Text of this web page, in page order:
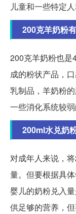
儿童和一些特定
200克羊奶粉
200克羊奶粉也是
成的粉状产品，
乳制品，羊奶粉
一些消化系统较弱
200ml水兑奶
对成年人来说，
量。但要根据具
婴儿的奶粉兑入
供足够的营养，